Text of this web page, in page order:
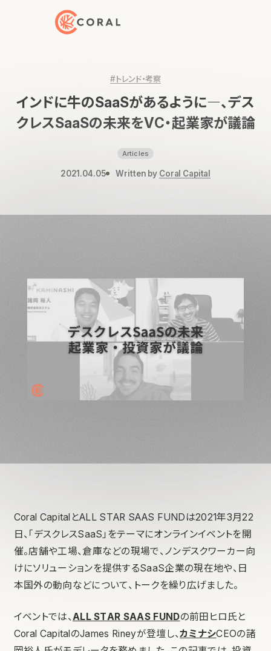
トップページへ戻る
#トレンド・考察
インドに牛のSaaSがあるように―、デス
クレスSaaSの未来をVC・起業家が議論
Articles
2021.04.05 Written by Coral Capital
Coral CapitalとALL STAR SAAS FUNDは2021年3月22
日、「デスクレスSaaS」をテーマにオンラインイベントを開
催。店舗や工場、倉庫などの現場で、ノンデスクワーカー向
けにソリューションを提供するSaaS企業の現在地や、日
本国外の動向などについて、トークを繰り広げました。
イベントでは、ALL STAR SAAS FUNDの前田ヒロ氏と
Coral CapitalのJames Rineyが登壇し、カミナシCEOの諸